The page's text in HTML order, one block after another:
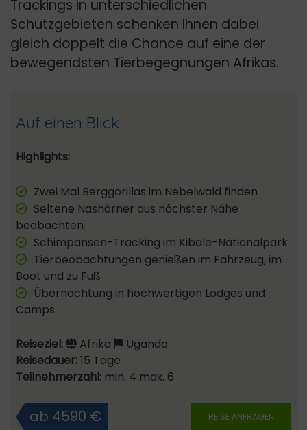
Trackings in unterschiedlichen
Schutzgebieten schenken Ihnen dabei
gleich doppelt die Chance auf eine der
bewegendsten Tierbegegnungen Afrikas.
Auf einen Blick
Highlights:
Zwei Mal Berggorillas im Nebelwald finden
Seltene Nashörner aus nächster Nähe
beobachten
Schimpansen-Tracking im Kibale-Nationalpark
Tierbeobachtungen genießen im Fahrzeug, im
Boot und zu Fuß
Übernachtung in hochwertigen Lodges und
Camps
Reiseziel: Afrika
Uganda
Reisedauer:15 Tage
Teilnehmerzahl: min. 4 max. 6
REISE ANFRAGEN
ab 4590 €